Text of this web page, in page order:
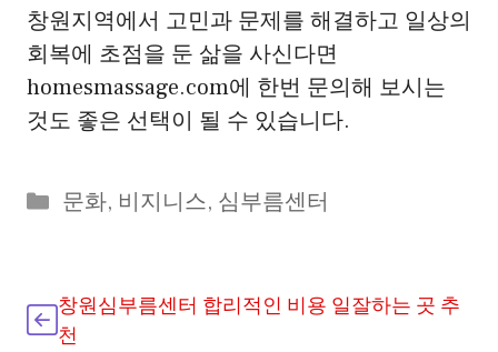
창원지역에서 고민과 문제를 해결하고 일상의
회복에 초점을 둔 삶을 사신다면
homesmassage.com에 한번 문의해 보시는
것도 좋은 선택이 될 수 있습니다.
Categories
문화, 비지니스, 심부름센터
창원심부름센터 합리적인 비용 일잘하는 곳 추
천